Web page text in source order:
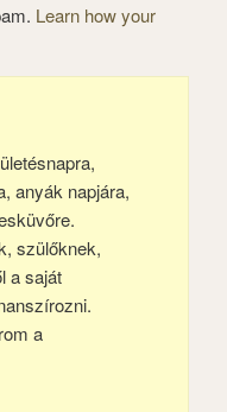
Learn how your
anyák napjára,
szülőknek,
a saját
a